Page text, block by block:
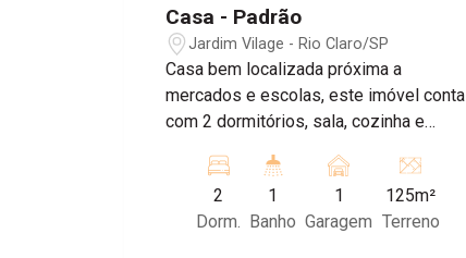
Casa - Padrão
Jardim Vilage - Rio Claro/SP
Casa bem localizada próxima a
mercados e escolas, este imóvel conta
com 2 dormitórios, sala, cozinha e
serviço e 1 vaga de garagem.
2
Dorm.
1
Banho
1
Garagem
125m²
Terreno